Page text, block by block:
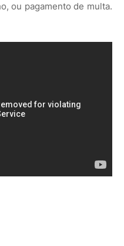
ou pagamento de multa.